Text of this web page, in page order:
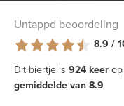
Untappd beoordeling
8.9 /
Dit biertje is 924 keer
gemiddelde van 8.9